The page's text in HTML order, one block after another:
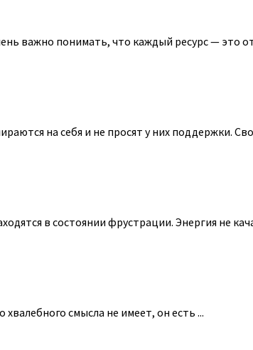
важно понимать, что каждый ресурс — это
на себя и не просят у них поддержки.
в состоянии фрустрации. Энергия не
смысла не имеет, он есть ...